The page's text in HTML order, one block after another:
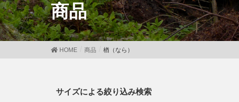
商品
HOME 商品 楢（なら）
サイズによる絞り込み検索